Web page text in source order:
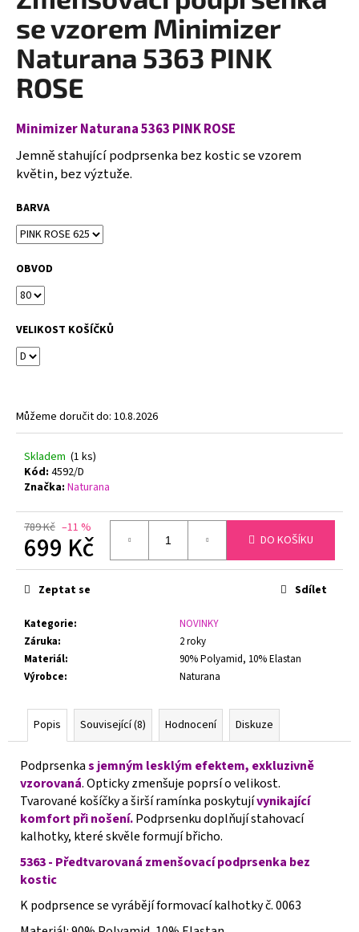
z
5
hvězdiček.
se vzorem Minimizer
Naturana 5363 PINK
ROSE
Minimizer Naturana 5363 PINK ROSE
Jemně stahující podprsenka bez kostic se vzorem
květin, bez výztuže.
BARVA
OBVOD
VELIKOST KOŠÍČKŮ
Můžeme doručit do: 10.8.2026
Skladem (1 ks)
Kód: 4592/D
Značka: Naturana
789 Kč –11 %
699 Kč
Měrná
cena:
DO KOŠÍKU
Kategorie:
NOVINKY
Záruka:
2 roky
Materiál:
90% Polyamid, 10% Elastan
Výrobce: Naturana
Zeptat se Sdílet
Popis Související (8) Hodnocení Diskuze
Podprsenkas jemným lesklým efektem, exkluzivně
vzorovaná. Opticky zmenšuje poprsí o velikost.
Tvarované košíčky a širší ramínka poskytujívynikající
komfort při nošení.Podprsenku doplňují stahovací
kalhotky, které skvěle formují břicho.
5363 - Předtvarovaná zmenšovací podprsenka bez
kostic
K podprsence se vyrábějí formovací kalhotky č. 0063
a
j
í
t
?
o
p
o
r
u
č
e
m
e
S
KOSTICEMI
FELINA
MOMENTS
519
MODRÁ
547
Kč
Původně:
799